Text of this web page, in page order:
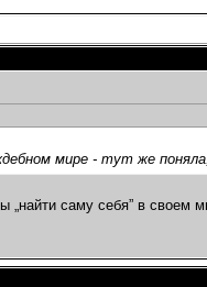
мире - тут же
„найти саму себя” в своем